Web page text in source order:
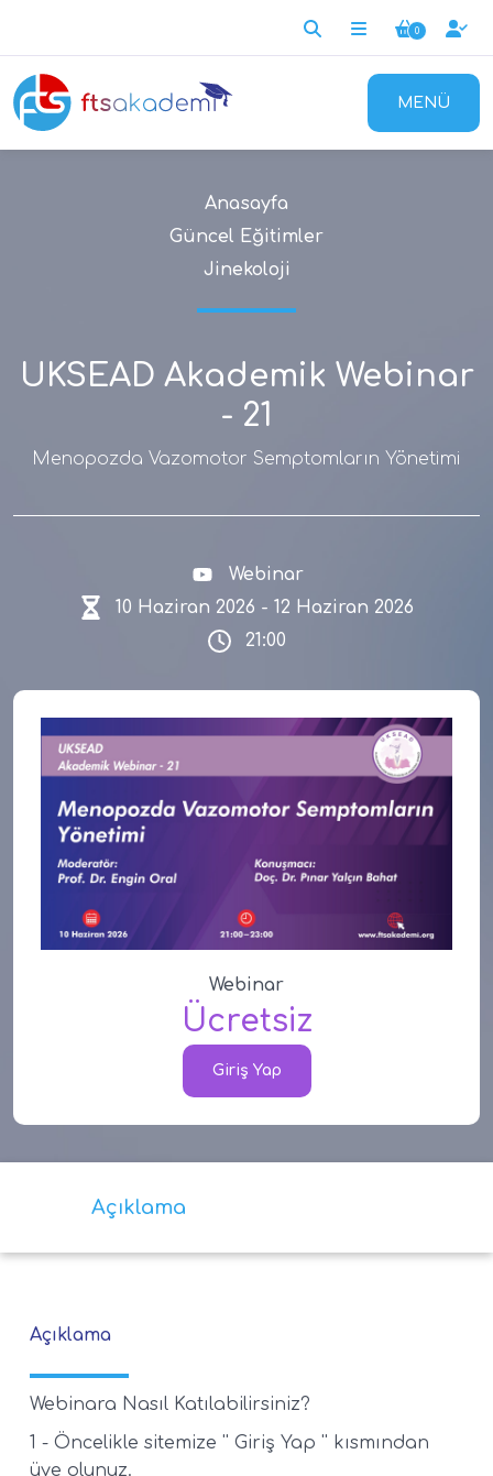
0
MENÜ
Anasayfa
Güncel Eğitimler
Jinekoloji
UKSEAD Akademik Webinar
- 21
Menopozda Vazomotor Semptomların Yönetimi
Webinar
10 Haziran 2026 - 12 Haziran 2026
21:00
Webinar
Ücretsiz
Giriş Yap
Açıklama
Açıklama
Webinara Nasıl Katılabilirsiniz?
1 - Öncelikle sitemize '' Giriş Yap '' kısmından
üye olunuz.